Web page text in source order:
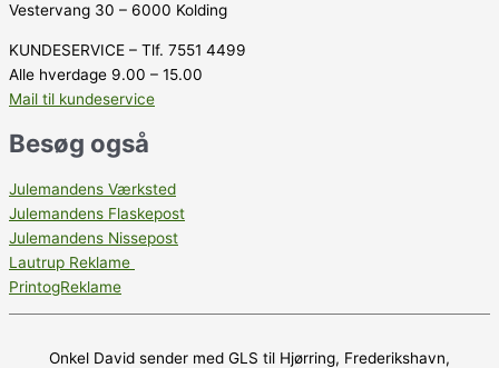
Vestervang 30 – 6000 Kolding
KUNDESERVICE – Tlf. 7551 4499
Alle hverdage 9.00 – 15.00
Mail til kundeservice
Besøg også
Julemandens Værksted
Julemandens Flaskepost
Julemandens Nissepost
Lautrup Reklame
PrintogReklame
Onkel David sender med GLS til Hjørring, Frederikshavn,